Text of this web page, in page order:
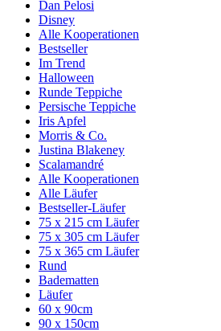
Dan Pelosi
Disney
Alle Kooperationen
Bestseller
Im Trend
Halloween
Runde Teppiche
Persische Teppiche
Iris Apfel
Morris & Co.
Justina Blakeney
Scalamandré
Alle Kooperationen
Alle Läufer
Bestseller-Läufer
75 x 215 cm Läufer
75 x 305 cm Läufer
75 x 365 cm Läufer
Rund
Badematten
Läufer
60 x 90cm
90 x 150cm